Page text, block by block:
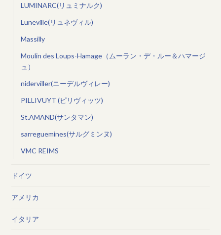
LUMINARC(リュミナルク)
Luneville(リュネヴィル)
Massilly
Moulin des Loups-Hamage（ムーラン・デ・ルー＆ハマージ
ュ）
niderviller(ニーデルヴィレー)
PILLIVUYT (ピリヴィッツ)
St.AMAND(サンタマン)
sarreguemines(サルグミンヌ)
VMC REIMS
ドイツ
アメリカ
イタリア